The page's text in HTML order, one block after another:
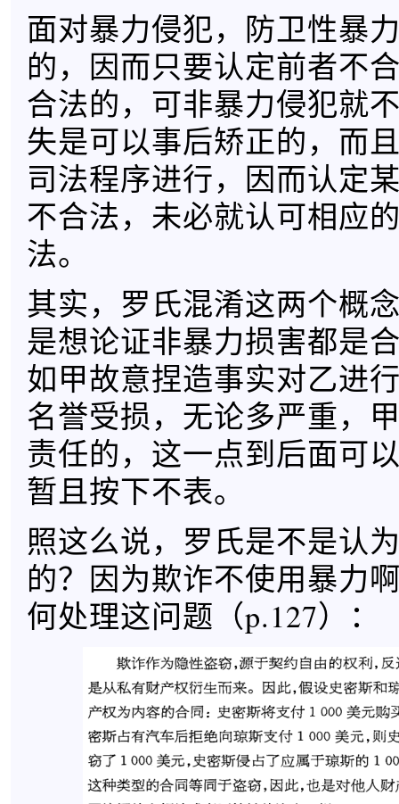
面对暴力侵犯，防卫性暴
的，因而只要认定前者不
合法的，可非暴力侵犯就
失是可以事后矫正的，而
司法程序进行，因而认定
不合法，未必就认可相应
法。
其实，罗氏混淆这两个概
是想论证非暴力损害都是
如甲故意捏造事实对乙进
名誉受损，无论多严重，
责任的，这一点到后面可
暂且按下不表。
照这么说，罗氏是不是认
的？因为欺诈不使用暴力
何处理这问题（p.127）：